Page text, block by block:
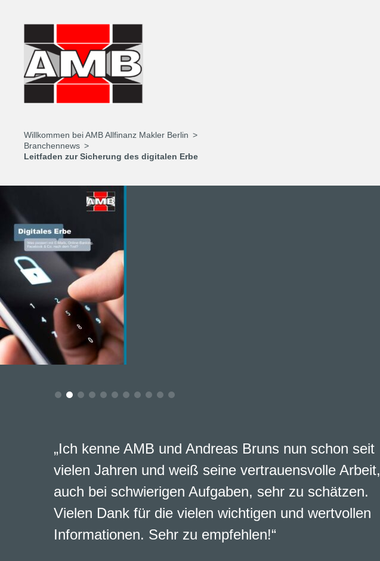
Willkommen bei AMB Allfinanz Makler Berlin
Branchennews
Leitfaden zur Sicherung des digitalen Erbe
„Ich kenne AMB und Andreas Bruns nun schon seit
vielen Jahren und weiß seine vertrauensvolle Arbeit,
auch bei schwierigen Aufgaben, sehr zu schätzen.
Vielen Dank für die vielen wichtigen und wertvollen
Informationen. Sehr zu empfehlen!“